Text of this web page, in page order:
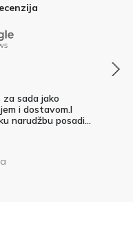
za sada jako
i dostavom.I
narudžbu posadi...